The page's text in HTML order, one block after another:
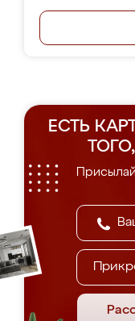
ЕСТЬ